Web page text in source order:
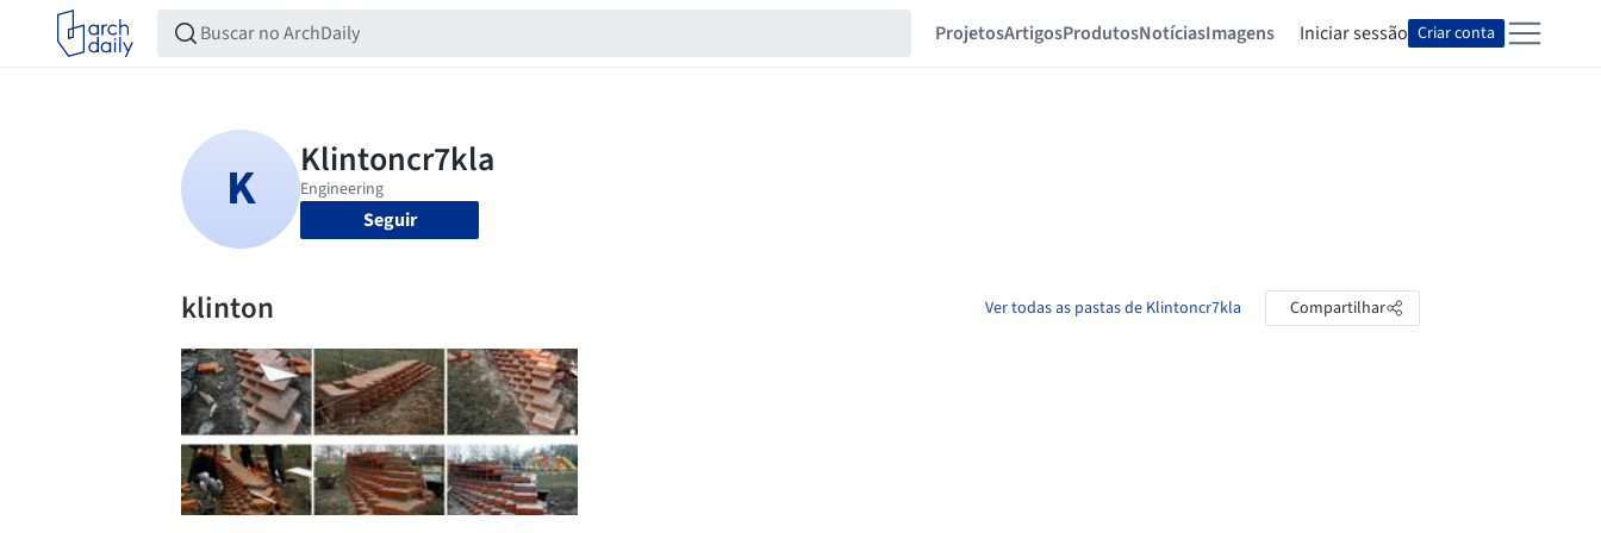
ProjetosArtigosProdutosNotíciasImagens Iniciar sessão Criar conta
Seguir
klinton Ver todas as pastas de Klintoncr7kla Compartilhar